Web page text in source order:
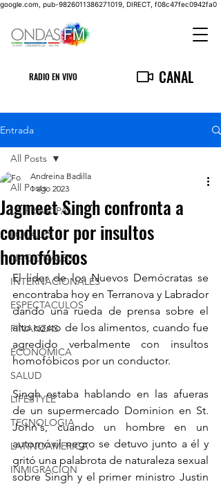
google.com, pub-9826011386271019, DIRECT, f08c47fec0942fa0
RADIO EN VIVO CANAL
Entrada
All Posts
LA PRINCIPAL
LOCALES
NACIONALES
INTERNACIONALES
ESPECTACULOS
FINANZAS
ECONÓMICA
SALUD
LIFESTYLE
TECNOLOGIA
LATINOAMERICA
INMIGRACION
All Posts
Jagmeet Singh confronta a
conductor por insultos
homofóbicos
Andreina Badilla
1 ago 2023
El líder de los Nuevos Demócratas se
encontraba hoy en Terranova y Labrador
dando una rueda de prensa sobre el
alto costo de los alimentos, cuando fue
agredido verbalmente con insultos
homofóbicos por un conductor.
Singh estaba hablando en las afueras
de un supermercado Dominion en St.
John's, cuando un hombre en un
automóvil negro se detuvo junto a él y
gritó una palabrota de naturaleza sexual
sobre Singh y el primer ministro Justin